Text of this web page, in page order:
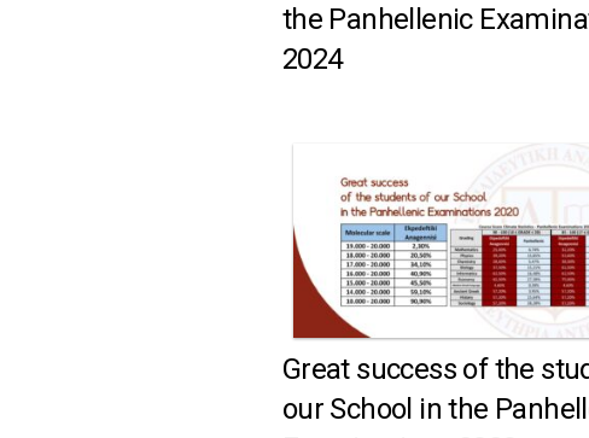
the Panhellenic
2024
Great success of the
our School in the